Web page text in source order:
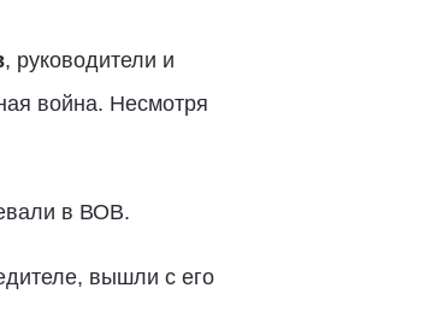
, руководители и
война. Несмотря
в ВОВ.
вышли с его